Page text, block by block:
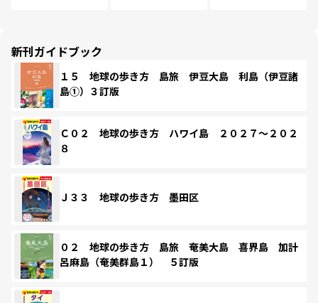
新刊ガイドブック
１５ 地球の歩き方 島旅 伊豆大島 利島（伊豆諸
島①）３訂版
Ｃ０２ 地球の歩き方 ハワイ島 ２０２７～２０２
８
Ｊ３３ 地球の歩き方 墨田区
０２ 地球の歩き方 島旅 奄美大島 喜界島 加計
呂麻島（奄美群島１） ５訂版